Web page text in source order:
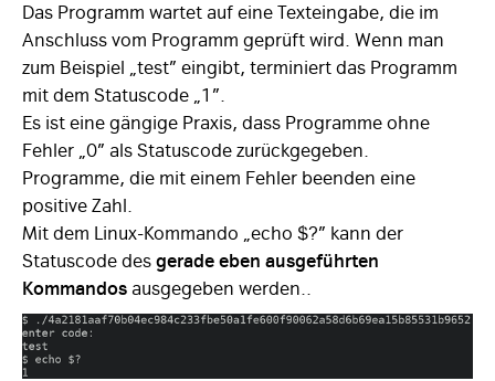
Das Programm wartet auf eine Texteingabe, die im
Anschluss vom Programm geprüft wird. Wenn man
zum Beispiel „test” eingibt, terminiert das Programm
mit dem Statuscode „1”.
Es ist eine gängige Praxis, dass Programme ohne
Fehler „0” als Statuscode zurückgegeben.
Programme, die mit einem Fehler beenden eine
positive Zahl.
Mit dem Linux-Kommando „echo $?” kann der
Statuscode des gerade eben ausgeführten
Kommandos ausgegeben werden..